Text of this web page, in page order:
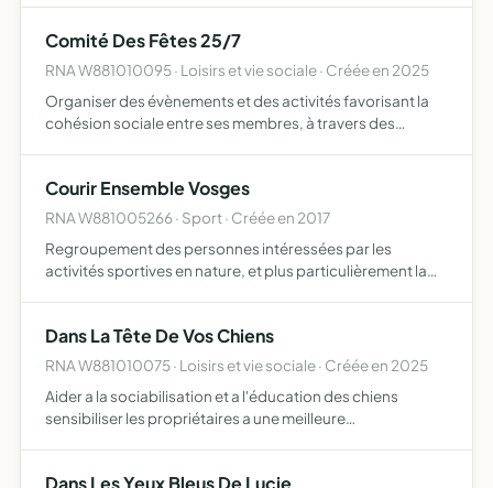
Comité Des Fêtes 25/7
RNA W881010095 · Loisirs et vie sociale · Créée en 2025
Organiser des évènements et des activités favorisant la
cohésion sociale entre ses membres, à travers des
Courir Ensemble Vosges
RNA W881005266 · Sport · Créée en 2017
Regroupement des personnes intéressées par les
activités sportives en nature, et plus particulièrement la
Dans La Tête De Vos Chiens
RNA W881010075 · Loisirs et vie sociale · Créée en 2025
Aider a la sociabilisation et a l'éducation des chiens
sensibiliser les propriétaires a une meilleure
éducatives collectives…
Dans Les Yeux Bleus De Lucie